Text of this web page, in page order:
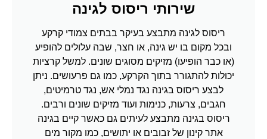
שירותי ריסוס לגינה
ריסוס לגינה מתבצע בעיקר בבתים צמודי קרקע
ובכל מקום בו יש גינה, או חצר, שבה עלולים להופיע
(או כבר הופיעו) מזיקים מסוגים שונים. למשל קרציות
יכולות להתגורר בתוך הקרקע, כמו גם פרעושים. ניתן
לבצע ריסוס בגינה נגד נמלי אש, נגד טרמיטים,
חגבים, צרעות, כנימות ועוד מזיקים שונים ורבים.
ריסוס בגינה מתבצע לעיתים גם כאשר קיים בגינה
אתר קינון של זבובים או יתושים, כמו מקור מים